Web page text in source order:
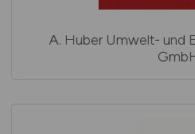
A. Huber Umwelt- und